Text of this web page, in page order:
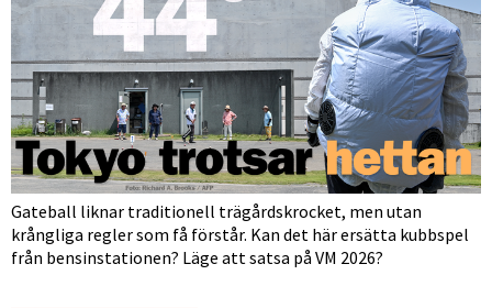
Gateball liknar traditionell trägårdskrocket, men utan
krångliga regler som få förstår. Kan det här ersätta kubbspel
från bensinstationen? Läge att satsa på VM 2026?